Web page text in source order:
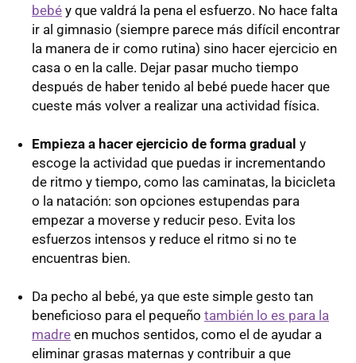
bebé y que valdrá la pena el esfuerzo. No hace falta
ir al gimnasio (siempre parece más difícil encontrar
la manera de ir como rutina) sino hacer ejercicio en
casa o en la calle. Dejar pasar mucho tiempo
después de haber tenido al bebé puede hacer que
cueste más volver a realizar una actividad física.
Empieza a hacer ejercicio de forma gradual y
escoge la actividad que puedas ir incrementando
de ritmo y tiempo, como las caminatas, la bicicleta
o la natación: son opciones estupendas para
empezar a moverse y reducir peso. Evita los
esfuerzos intensos y reduce el ritmo si no te
encuentras bien.
Da pecho al bebé, ya que este simple gesto tan
beneficioso para el pequeño también lo es para la
madre en muchos sentidos, como el de ayudar a
eliminar grasas maternas y contribuir a que